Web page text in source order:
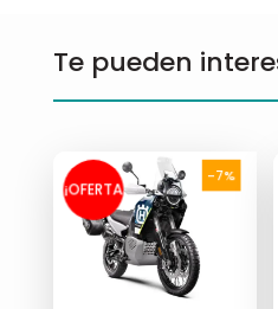
Te pueden
-7%
¡OFERTA